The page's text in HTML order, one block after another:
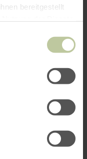
bereitgestellt